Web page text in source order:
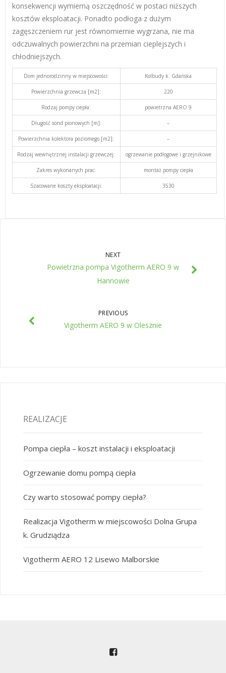
konsekwencji wymierną oszczędność w postaci niższych
kosztów eksploatacji. Ponadto podłoga z dużym
zagęszczeniem rur jest równomiernie wygrzana, nie ma
odczuwalnych powierzchni na przemian cieplejszych i
chłodniejszych.
Dom jednorodzinny w miejscowości: Kolbudy k. Gdańska
Powierzchnia grzewcza [m2]: 220
Rodzaj pompy ciepła: powietrzna AERO 9
Długość sond pionowych [m]: –
Powierzchnia kolektora poziomego [m2]: –
Rodzaj wewnętrznej instalacji grzewczej: ogrzewanie podłogowe i grzejnikowe
Zakres wykonanych prac: montaż pompy ciepła
Szacowane koszty eksploatacji: 3530
NEXT
Powietrzna pompa Vigotherm AERO 9 w
Hannowie
PREVIOUS
Vigotherm AERO 9 w Olesznie
REALIZACJE
Pompa ciepła – koszt instalacji i eksploatacji
Ogrzewanie domu pompą ciepła
Czy warto stosować pompy ciepła?
Realizacja Vigotherm w miejscowości Dolna Grupa
k. Grudziądza
Vigotherm AERO 12 Lisewo Malborskie